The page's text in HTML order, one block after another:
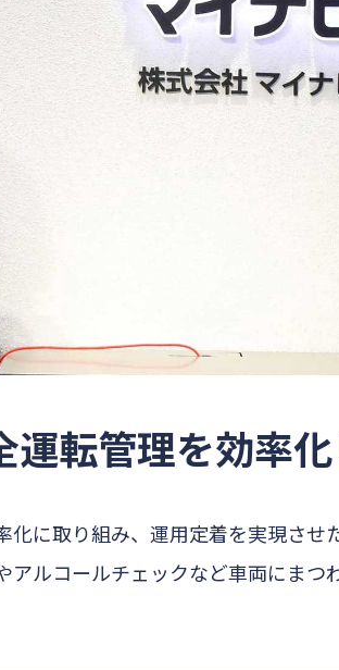
転管理を効率
に取り組み、運用定着を実現さ
ルコールチェックなど車両にまつ